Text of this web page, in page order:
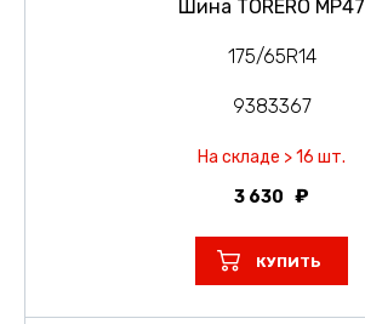
Шина TORERO MP47
175/65R14
9383367
На складе > 16 шт.
3 630
КУПИТЬ